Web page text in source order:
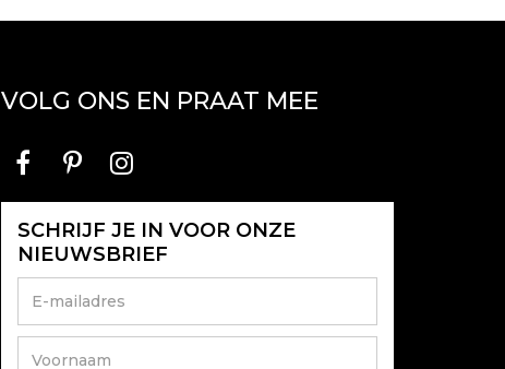
VOLG ONS EN PRAAT MEE
SCHRIJF JE IN VOOR ONZE
NIEUWSBRIEF